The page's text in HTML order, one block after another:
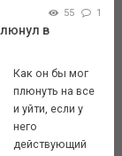
55 1
в
Как он бы мог
плюнуть на все
и уйти, если у
него
действующий